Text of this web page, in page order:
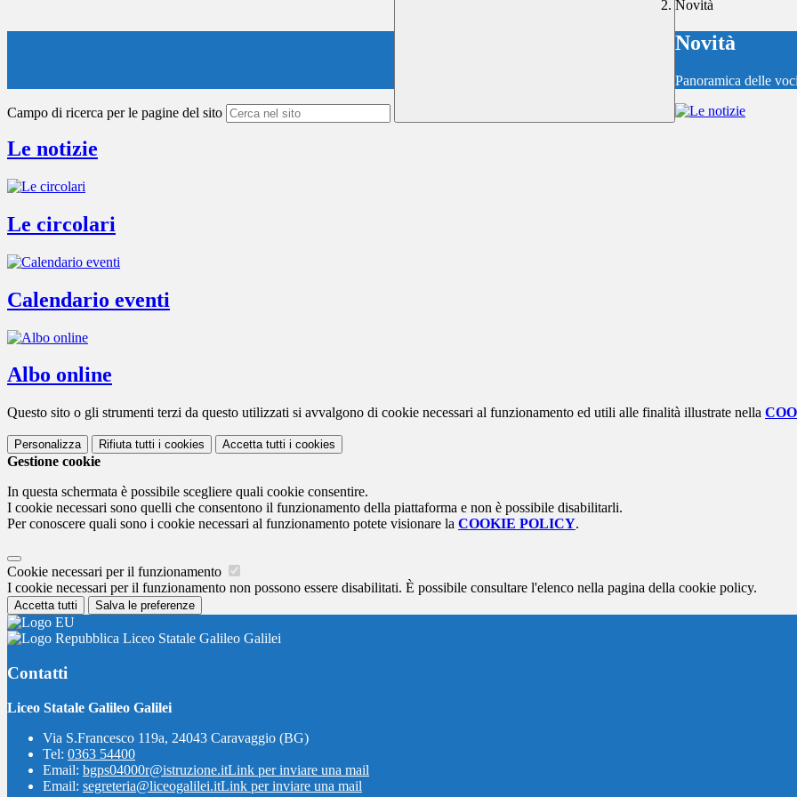
Campo di ricerca per le pagine del sito
Novità
Novità
Panoramica delle
Le notizie
Le circolari
Calendario eventi
Albo online
Questo sito o gli strumenti terzi da questo utilizzati si avvalgono di cookie necessari al funzionamento ed utili alle finalità illustrate nella
Personalizza Rifiuta tutti i cookies Accetta tutti i cookies
Gestione cookie
In questa schermata è possibile scegliere quali cookie consentire.
I cookie necessari sono quelli che consentono il funzionamento della piattaforma e non è possibile disabilitarli.
Per conoscere quali sono i cookie necessari al funzionamento potete visionare la COOKIE POLICY.
Cookie necessari per il funzionamento
I cookie necessari per il funzionamento non possono essere disabilitati. È possibile consultare l'elenco nella pagina della cookie policy.
Accetta tutti Salva le preferenze
Liceo Statale Galileo Galilei
Contatti
Liceo Statale Galileo Galilei
Via S.Francesco 119a, 24043 Caravaggio (BG)
Tel: 0363 54400
Email: bgps04000r@istruzione.itLink per inviare una mail
Email: segreteria@liceogalilei.itLink per inviare una mail